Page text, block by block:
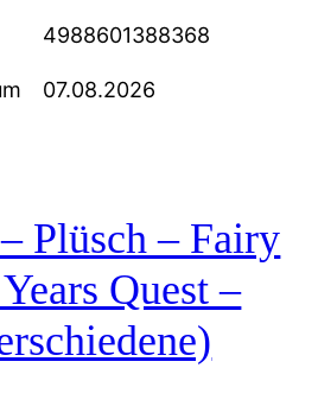
4988601388368
07.08.2026
Plüsch – Fairy
Quest –